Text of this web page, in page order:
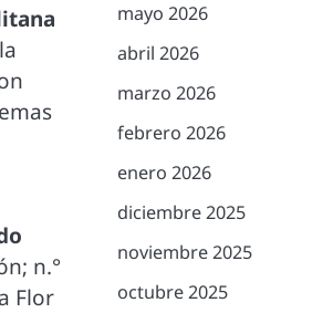
n.°
Flor
mayo 2026
abril 2026
marzo 2026
febrero 2026
enero 2026
diciembre 2025
noviembre 2025
octubre 2025